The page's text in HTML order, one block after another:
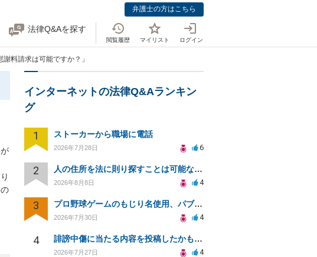
弁護士の方はこちら
法律Q&Aを探す
閲覧履歴 マイリスト ログイン
料請求は可能ですか？」
インターネットの法律Q&Aランキン
グ
1 ストーカーから職場に電話
2026年7月28日 6
2 人の住所を法に則り探すことは可能なのか？
2026年8月8日 4
3 プロ野球ゲームのもじり名使用、パブリシティ権の影響は？
2026年7月30日 4
4 誹謗中傷に当たる内容を投稿したかもしれない。開示請求や民事刑事裁判に発展しうるのか教えて欲しい。
2026年7月27日 4